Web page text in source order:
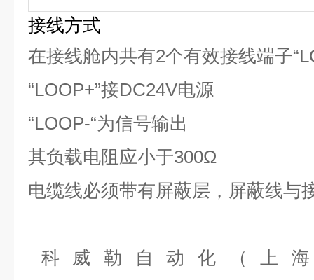
接线方式
在接线舱内共有2个有效接线端子
“LOOP+”接DC24V电源
“LOOP-“为信号输出
其负载电阻应小于300Ω
电缆线必须带有屏蔽层，屏蔽线与
科威勒自动化（上